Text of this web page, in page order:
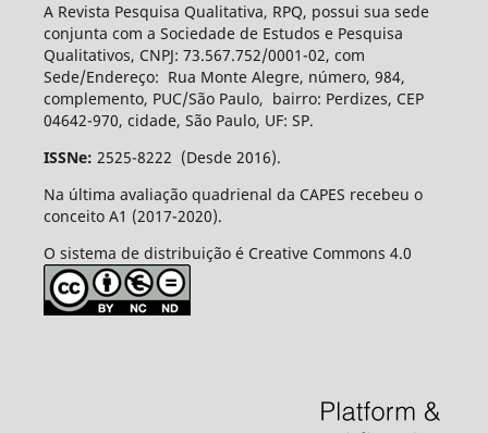
A Revista Pesquisa Qualitativa, RPQ, possui sua sede
conjunta com a Sociedade de Estudos e Pesquisa
Qualitativos, CNPJ: 73.567.752/0001-02, com
Sede/Endereço: Rua Monte Alegre, número, 984,
complemento, PUC/São Paulo, bairro: Perdizes, CEP
04642-970, cidade, São Paulo, UF: SP.
ISSNe: 2525-8222 (Desde 2016).
Na última avaliação quadrienal da CAPES recebeu o
conceito A1 (2017-2020).
O sistema de distribuição é Creative Commons 4.0